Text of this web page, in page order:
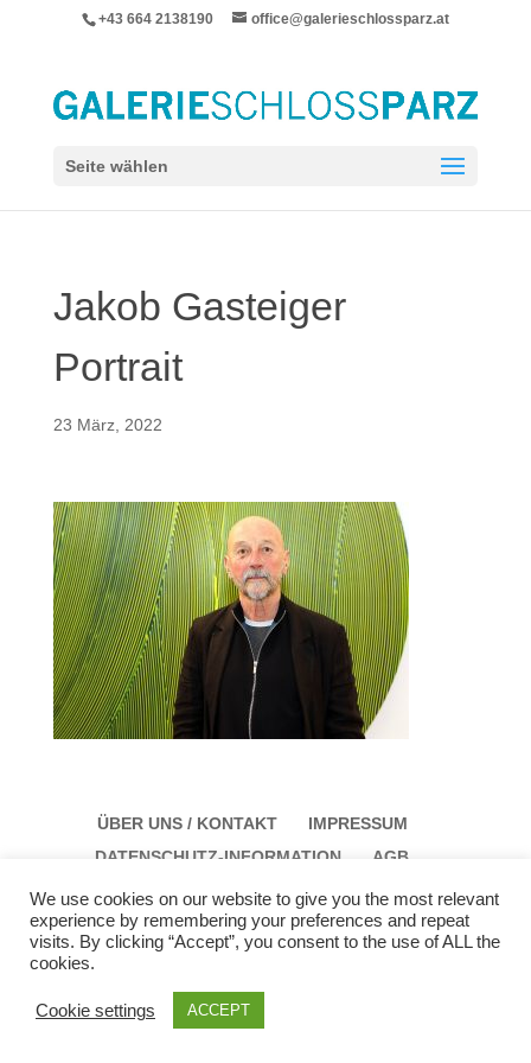
+43 664 2138190 office@galerieschlossparz.at
Seite wählen
Jakob Gasteiger
Portrait
23 März, 2022
ÜBER UNS / KONTAKT
IMPRESSUM
DATENSCHUTZ-INFORMATION
AGB
Öffungszeiten: Sonntag: 14:00 bis 17:00 Montag:
12:00 bis 15:00
We use cookies on our website to give you the most relevant
experience by remembering your preferences and repeat
visits. By clicking “Accept”, you consent to the use of ALL the
cookies.
Cookie settings ACCEPT